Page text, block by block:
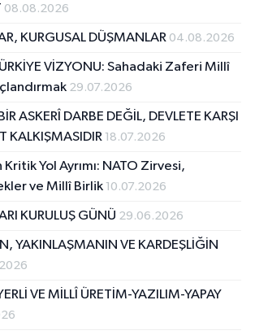
08.08.2026
KURGUSAL DÜŞMANLAR 04.08.2026
VİZYONU: Sahadaki Zaferi Millî
29.07.2026
ASKERÎ DARBE DEĞİL, DEVLETE KARŞI
KALKIŞMASIDIR 18.07.2026
Kritik Yol Ayrımı: NATO Zirvesi,
ve Millî Birlik 10.07.2026
KURULUŞ GÜNÜ 29.06.2026
YAKINLAŞMANIN VE KARDEŞLİĞİN
VE MİLLÎ ÜRETİM-YAZILIM-YAPAY